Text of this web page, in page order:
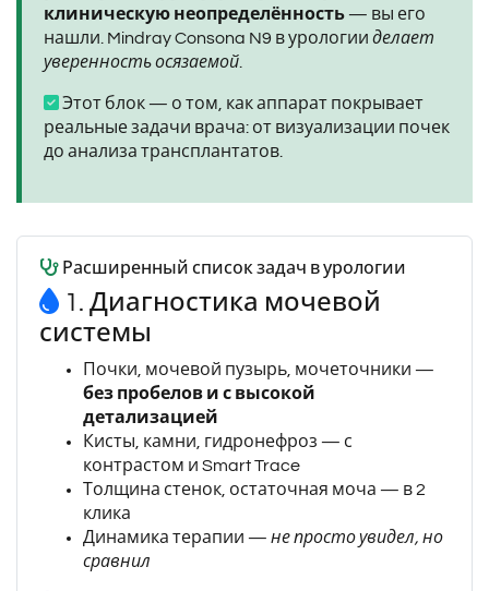
клиническую неопределённость— вы его
нашли. Mindray Consona N9 в урологии делает
уверенность осязаемой
Этот блок — о том, как аппарат покрывает
реальные задачи врача: от визуализации почек
до анализа трансплантатов.
Расширенный список задач в урологии
1. Диагностика мочевой
системы
Почки, мочевой пузырь, мочеточники —
без пробелов и с высокой
детализацией
Кисты, камни, гидронефроз — с
контрастом и Smart Trace
Толщина стенок, остаточная моча — в 2
клика
Динамика терапии — не просто увидел, но
сравнил